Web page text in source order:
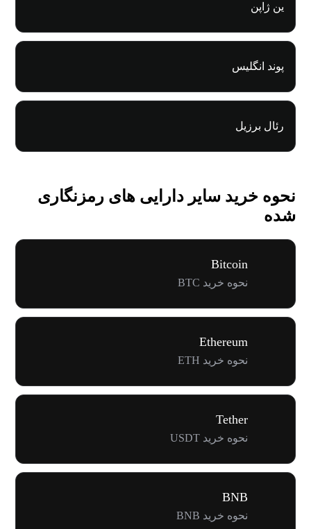
ین ژاپن
پوند انگلیس
رئال برزیل
نحوه خرید سایر دارایی های رمزنگاری
شده
Bitcoin
نحوه خرید BTC
Ethereum
نحوه خرید ETH
Tether
نحوه خرید USDT
BNB
نحوه خرید BNB